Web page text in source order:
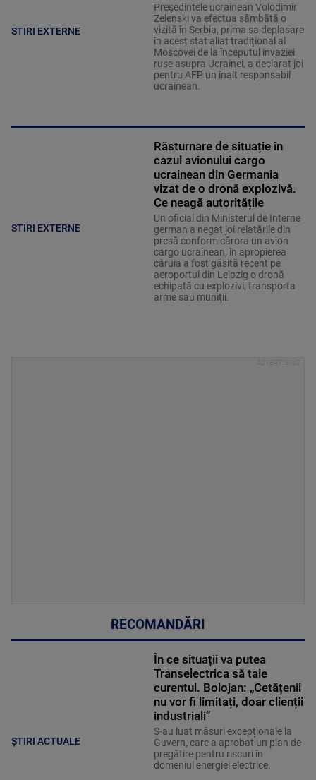
STIRI EXTERNE
Președintele ucrainean Volodimir
Zelenski va efectua sâmbătă o
vizită în Serbia, prima sa deplasare
în acest stat aliat tradițional al
Moscovei de la începutul invaziei
ruse asupra Ucrainei, a declarat joi
pentru AFP un înalt responsabil
ucrainean.
STIRI EXTERNE
Răsturnare de situație în
cazul avionului cargo
ucrainean din Germania
vizat de o dronă explozivă.
Ce neagă autoritățile
Un oficial din Ministerul de Interne
german a negat joi relatările din
presă conform cărora un avion
cargo ucrainean, în apropierea
căruia a fost găsită recent pe
aeroportul din Leipzig o dronă
echipată cu explozivi, transporta
arme sau muniţii.
RECOMANDĂRI
ȘTIRI ACTUALE
În ce situații va putea
Transelectrica să taie
curentul. Bolojan: „Cetățenii
nu vor fi limitați, doar clienții
industriali”
S-au luat măsuri excepționale la
Guvern, care a aprobat un plan de
pregătire pentru riscuri în
domeniul energiei electrice.